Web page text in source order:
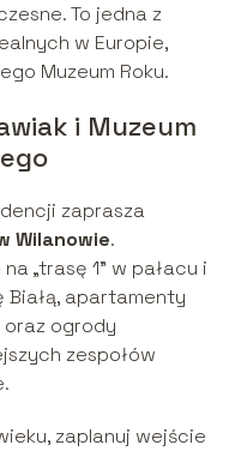
To jedna z
w Europie,
Muzeum Roku.
i Muzeum
zaprasza
Wilanowie.
„trasę 1” w pałacu i
Białą, apartamenty
oraz ogrody
zespołów
zaplanuj wejście